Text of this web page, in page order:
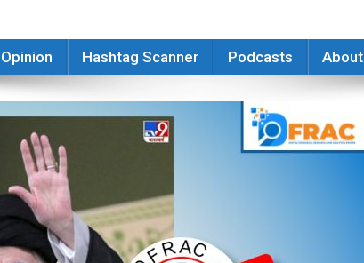
Opinion Hashtag Scanner Podcasts About